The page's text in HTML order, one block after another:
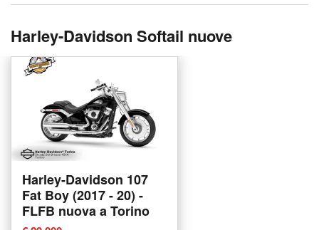
Harley-Davidson Softail nuove
Harley-Davidson 107
Fat Boy (2017 - 20) -
FLFB nuova a Torino